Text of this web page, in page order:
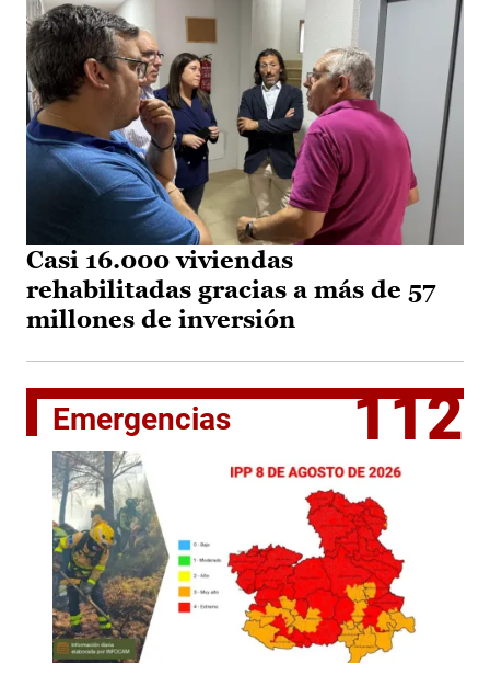
Casi 16.000 viviendas
rehabilitadas gracias a más de 57
millones de inversión
Emergencias 112